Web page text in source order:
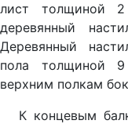
лист толщиной
деревянный
Деревянный
пола толщиной
верхним полкам
К концевым